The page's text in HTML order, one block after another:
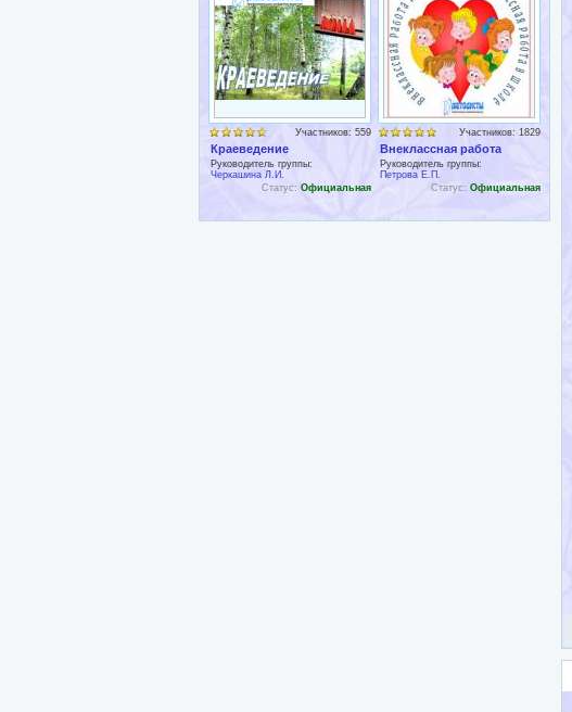
Участников: 559
Краеведение
Руководитель группы:
Черкашина Л.И.
Статус: Официальная
Участников: 1829
Внеклассная работа
Руководитель группы:
Петрова Е.П.
Статус: Официальная